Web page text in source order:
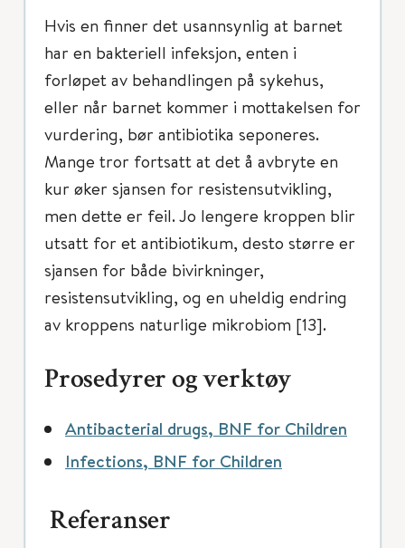
Hvis en finner det usannsynlig at barnet
har en bakteriell infeksjon, enten i
forløpet av behandlingen på sykehus,
eller når barnet kommer i mottakelsen for
vurdering, bør antibiotika seponeres.
Mange tror fortsatt at det å avbryte en
kur øker sjansen for resistensutvikling,
men dette er feil. Jo lengere kroppen blir
utsatt for et antibiotikum, desto større er
sjansen for både bivirkninger,
resistensutvikling, og en uheldig endring
av kroppens naturlige mikrobiom [13].
Prosedyrer og verktøy
Antibacterial drugs, BNF for Children
Infections, BNF for Children
Referanser